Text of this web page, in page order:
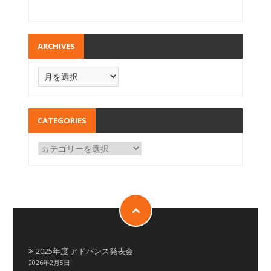
ARCHIVES
CATEGORIES
2025年度 アドバンス発表会
2026年2月5日